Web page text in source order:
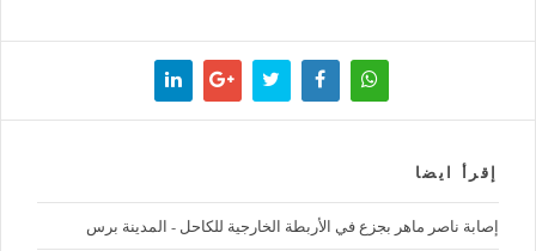
إقرأ ايضا
إصابة ناصر ماهر بجزع في الأربطة الخارجية للكاحل - المدينة برس